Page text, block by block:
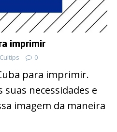
imprimir
Cultips 0
para imprimir.
suas necessidades e
imagem da maneira